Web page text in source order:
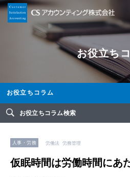
お役立ち
お役立ちコラム
お役立ちコラム検索
人事・労務 労働法 労務管理
仮眠時間は労働時間にあ